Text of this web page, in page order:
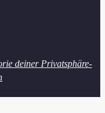
deiner Privatsphäre-